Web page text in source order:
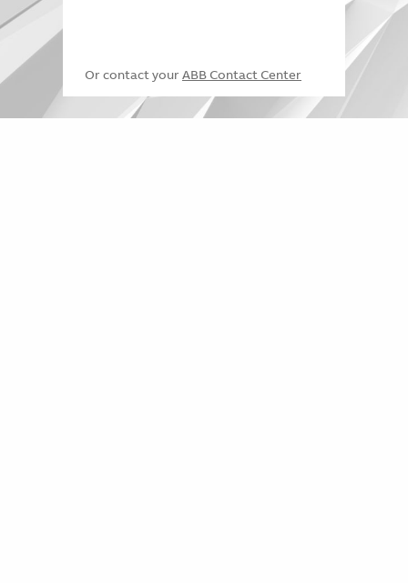
Or contact your ABB Contact Center